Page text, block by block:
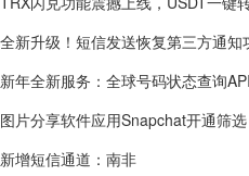
图片分享软件应用Snapchat开通筛选
新增短信通道：南非